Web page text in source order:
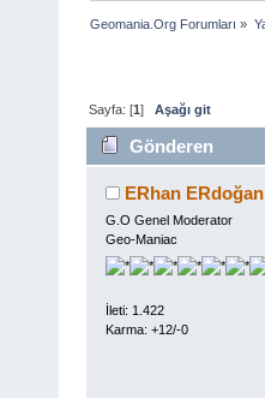
Geomania.Org Forumları »
Sayfa: [1]Aşağı git
Gönderen
ERhan ERdoğan
G.O Genel Moderator
Geo-Maniac
İleti: 1.422
Karma: +12/-0